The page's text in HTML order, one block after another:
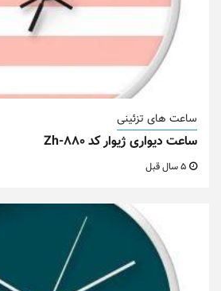
ساعت های تزئینی
ساعت دیواری ژیوار کد Zh-880